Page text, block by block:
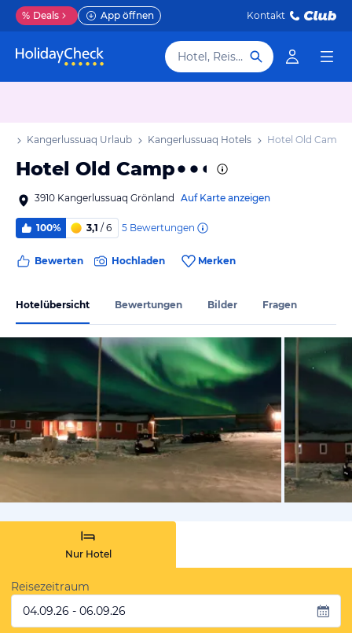
% Deals App öffnen Kontakt
Hotel, Reiseziel
Kangerlussuaq Urlaub Kangerlussuaq Hotels Hotel Old Camp
Hotel Old Camp
3910 Kangerlussuaq Grönland Auf Karte anzeigen
100% 3,1 / 6 5 Bewertungen
Bewerten Hochladen Merken
Hotelübersicht Bewertungen Bilder Fragen
von
Nur Hotel
Reisezeitraum
04.09.26 - 06.09.26